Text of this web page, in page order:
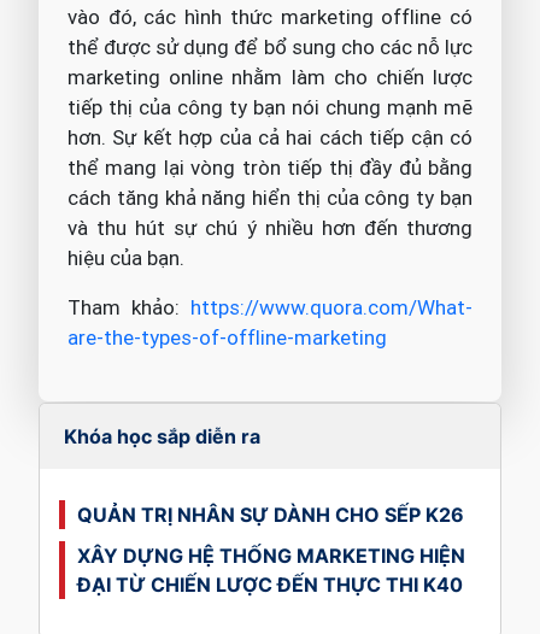
vào đó, các hình thức marketing offline có
thể được sử dụng để bổ sung cho các nỗ lực
marketing online nhằm làm cho chiến lược
tiếp thị của công ty bạn nói chung mạnh mẽ
hơn. Sự kết hợp của cả hai cách tiếp cận có
thể mang lại vòng tròn tiếp thị đầy đủ bằng
cách tăng khả năng hiển thị của công ty bạn
và thu hút sự chú ý nhiều hơn đến thương
hiệu của bạn.
Tham khảo: https://www.quora.com/What-
are-the-types-of-offline-marketing
Khóa học sắp diễn ra
QUẢN TRỊ NHÂN SỰ DÀNH CHO SẾP K26
XÂY DỰNG HỆ THỐNG MARKETING HIỆN
ĐẠI TỪ CHIẾN LƯỢC ĐẾN THỰC THI K40